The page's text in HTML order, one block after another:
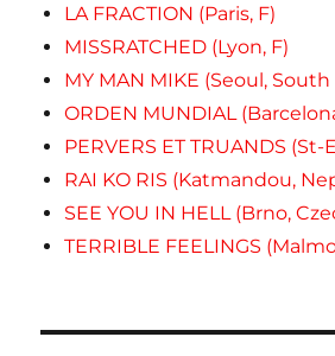
LA FRACTION (Paris, F)
MISSRATCHED (Lyon, F)
MY MAN MIKE (Seoul, South
ORDEN MUNDIAL
PERVERS ET TRUANDS (St-
RAI KO RIS (Katmandou,
SEE YOU IN HELL (Brno,
TERRIBLE FEELINGS